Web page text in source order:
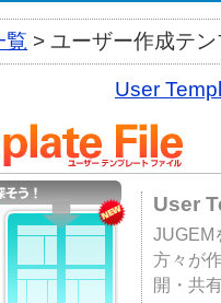
覧 > ユーザー作成テ
User
User
JUGEM
方々が
開・共